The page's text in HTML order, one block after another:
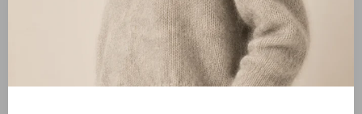
Zenggi Chunky Fair Isle
Sweater dark grey melange
Zenggi Alpaca Cotton Roll
Neck Sweater eggshell
€260,00